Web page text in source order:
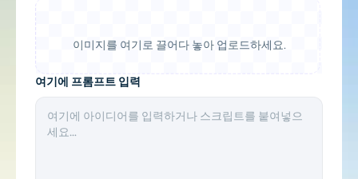
지원되는 AI 모델
Sora 2.0 Kling 2.6 Pro Kling 2.1 Master Hailuo 2.3
Wan 2.5
이미지를 여기로 끌어다 놓아 업로드하세요.
여기에 프롬프트 입력